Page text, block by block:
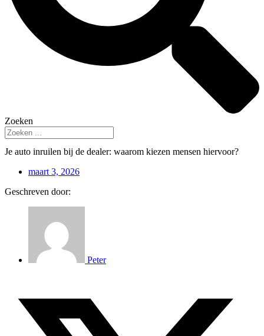
Zoeken
Je auto inruilen bij de dealer: waarom kiezen mensen hiervoor?
maart 3, 2026
Geschreven door:
Peter